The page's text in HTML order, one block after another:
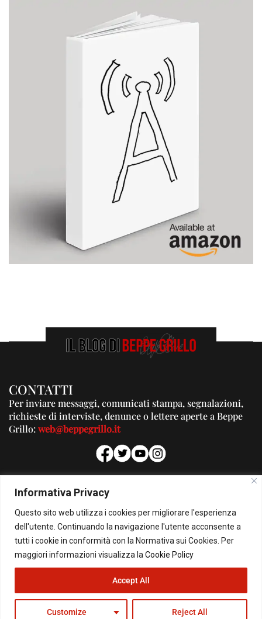
Informativa Privacy
Questo sito web utilizza i cookies per migliorare l'esperienza
dell'utente. Continuando la navigazione l'utente acconsente a
tutti i cookie in conformità con la Normativa sui Cookies. Per
maggiori informazioni visualizza la Cookie Policy
Customize Reject All
Accept All
CONTATTI
Per inviare messaggi, comunicati stampa, segnalazioni,
richieste di interviste, denunce o lettere aperte a Beppe
Grillo:web@beppegrillo.it
PUBBLICITA'
Per la tua pubblicità su questo Blog:
pubblicita@beppegrillo.it
© Copyright 2026 - Il Blog di Beppe Grillo. All Rights Reserved - Powered by
happygrafic.com